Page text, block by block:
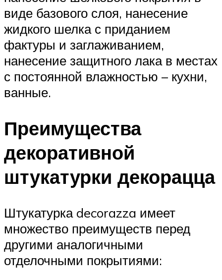
виде базового слоя, нанесение
жидкого шелка с приданием
фактуры и заглаживанием,
нанесение защитного лака в местах
с постоянной влажностью – кухни,
ванные.
Преимущества
декоративной
штукатурки декорацца
Штукатурка decorazza имеет
множество преимуществ перед
другими аналогичными
отделочными покрытиями: